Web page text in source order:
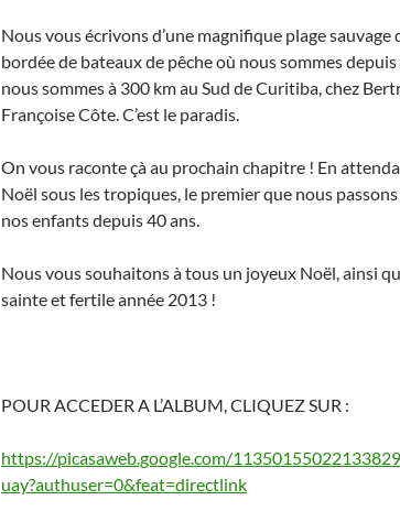
Nous vous écrivons d’une magnifique plage sauvage
bordée de bateaux de pêche où nous sommes
nous sommes à 300 km au Sud de Curitiba, chez
Françoise Côte. C’est le paradis.
On vous raconte çà au prochain chapitre ! En
Noël sous les tropiques, le premier que nous
nos enfants depuis 40 ans.
Nous vous souhaitons à tous un joyeux Noël, ainsi
sainte et fertile année 2013 !
POUR ACCEDER A L’ALBUM, CLIQUEZ SUR :
https://picasaweb.google.com/
uay?authuser=0&feat=directlink